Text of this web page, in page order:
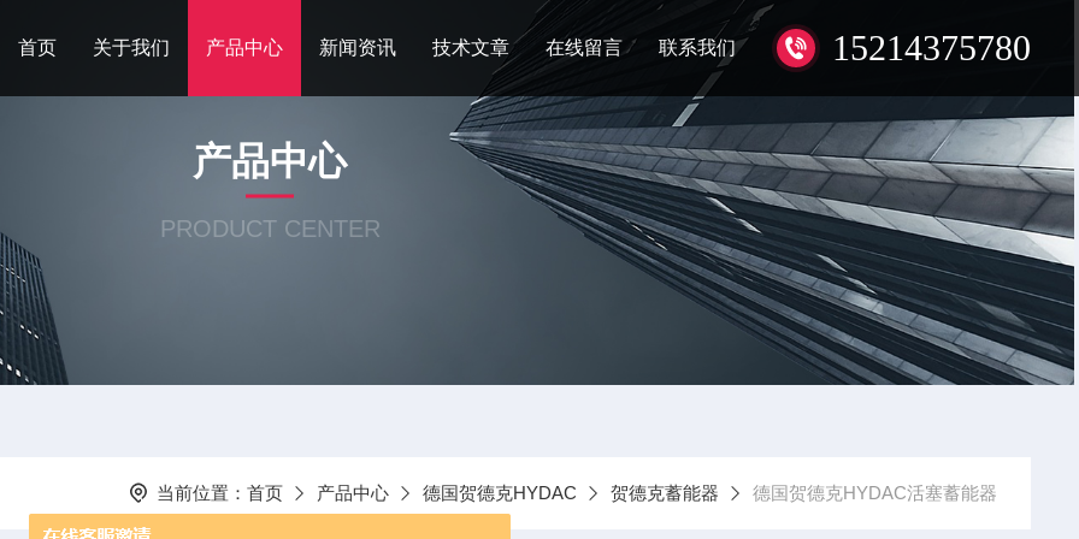
15214375780
首页 关于我们 产品中心 新闻资讯 技术文章 在线留言 联系我们
产品中心
PRODUCT CENTER
当前位置： 首页 产品中心 德国贺德克HYDAC 贺德克蓄能器 德国贺德克HYDAC活塞蓄能器